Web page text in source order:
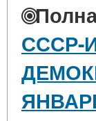
СССР-